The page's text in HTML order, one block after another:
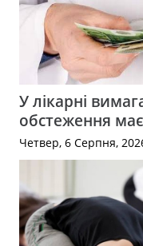
У лікарні
обстеження
Четвер, 6 Серпня,